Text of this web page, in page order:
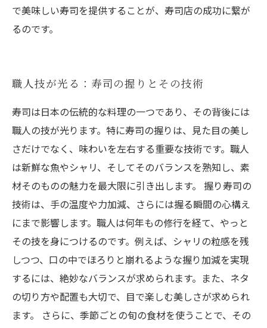
で美味しい寿司を提供することが、寿司店の成功に繋が
るのです。
職人技が光る：寿司の握りとその技術
寿司は日本の伝統的な料理の一つであり、その背後には
職人の技が光ります。特に寿司の握りは、見た目の美し
さだけでなく、味わいを左右する重要な技術です。職人
は新鮮な魚やシャリ、そしてそのバランスを熟知し、素
材そのものの魅力を最大限に引き出します。 握り寿司の
技術は、手の温度や力加減、さらには握る瞬間の心構え
にまで影響します。職人は何年もの修行を経て、やっと
その技を身につけるのです。例えば、シャリの粒感を残
しつつ、口の中でほろりと崩れるような握り加減を実現
するには、絶妙なバランスが求められます。また、ネタ
の切り方や配置も大切で、目で楽しむ美しさが求められ
ます。 さらに、季節ごとの旬の食材を使うことで、その